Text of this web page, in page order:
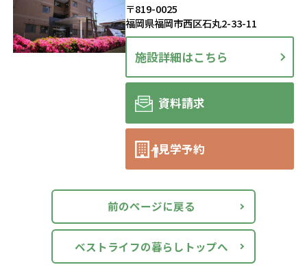
〒819-0025
福岡県福岡市西区石丸2-33-11
施設詳細はこちら
資料請求
見学予約
前のページに戻る
ベストライフの暮らしトップへ